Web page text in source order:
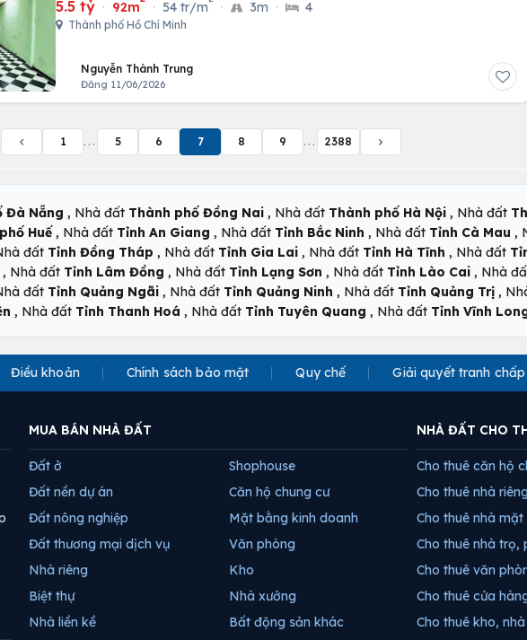
5.5 tỷ · 92m · 54 tr/m · 3m · 4
Thành phố Hồ Chí Minh
Nguyễn Thành Trung
Đăng 11/06/2026
1 ... 5 6 7 8 9 ... 2388
Đà Nẵng , Nhà đất Thành phố Đồng Nai , Nhà đất Thành phố Hà Nội , Nhà đất
Huế , Nhà đất Tỉnh An Giang , Nhà đất Tỉnh Bắc Ninh , Nhà đất Tỉnh Cà Mau ,
đất Tỉnh Đồng Tháp , Nhà đất Tỉnh Gia Lai , Nhà đất Tỉnh Hà Tĩnh , Nhà đất
, Nhà đất Tỉnh Lâm Đồng , Nhà đất Tỉnh Lạng Sơn , Nhà đất Tỉnh Lào Cai , Nhà
đất Tỉnh Quảng Ngãi , Nhà đất Tỉnh Quảng Ninh , Nhà đất Tỉnh Quảng Trị ,
, Nhà đất Tỉnh Thanh Hoá , Nhà đất Tỉnh Tuyên Quang , Nhà đất Tỉnh Vĩnh
Điều khoản Chính sách bảo mật Quy chế Giải quyết tranh chấp
MUA BÁN NHÀ ĐẤT
Đất ở
Đất nền dự án
Đất nông nghiệp
Đất thương mại dịch vụ
Nhà riêng
Biệt thự
Nhà liền kề
Shophouse
Căn hộ chung cư
Mặt bằng kinh doanh
Văn phòng
Kho
Nhà xưởng
Bất động sản khác
NHÀ ĐẤT CHO
Cho thuê căn hộ
Cho thuê nhà
Cho thuê nhà mặt
Cho thuê nhà trọ,
Cho thuê văn
Cho thuê cửa
Cho thuê kho,